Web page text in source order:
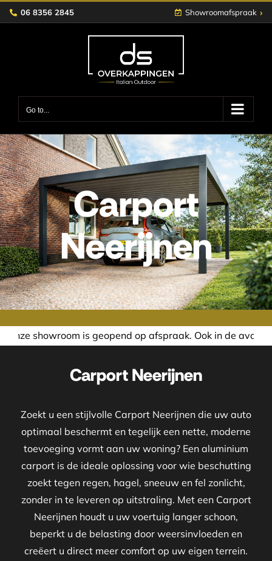
Skip
to
06 8356 2845 Showroomafspraak ›
Go to...
Carport
Neerijnen
is geopend op afspraak. Ook in de avond of in het
Carport Neerijnen
Zoekt u een stijlvolle Carport Neerijnen die uw auto
optimaal beschermt en tegelijk een nette, moderne
toevoeging vormt aan uw woning? Een aluminium
carport is de ideale oplossing voor wie beschutting
zoekt tegen regen, hagel, sneeuw en fel zonlicht,
zonder in te leveren op uitstraling. Met een Carport
Neerijnen houdt u uw voertuig langer schoon,
beperkt u de belasting door weersinvloeden en
creëert u direct meer comfort op uw eigen terrein.